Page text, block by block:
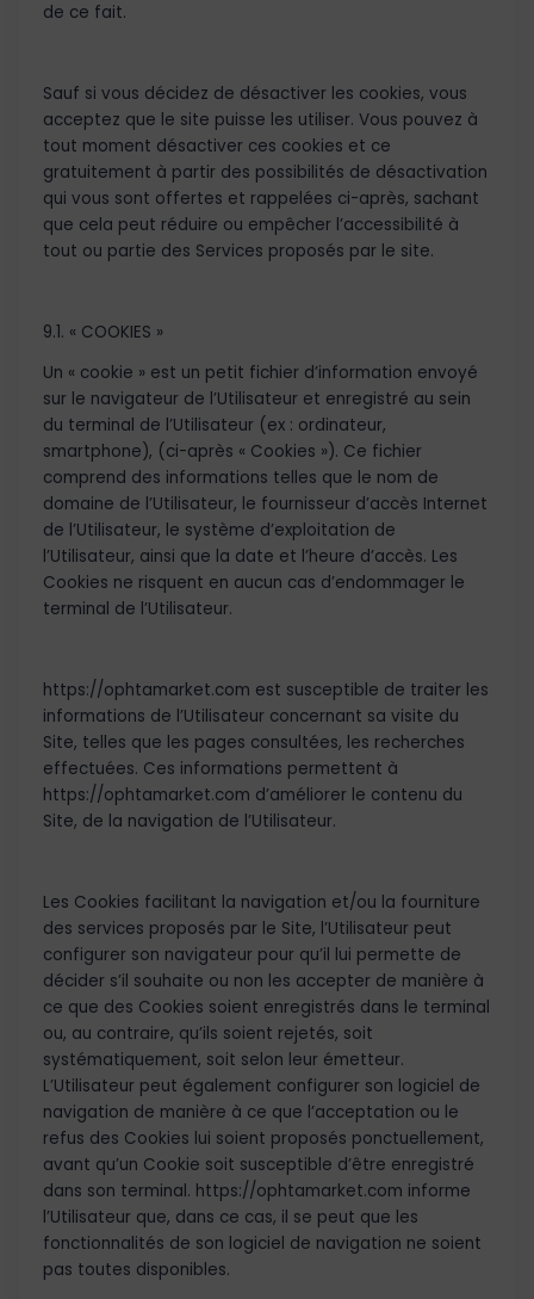
de ce fait.
Sauf si vous décidez de désactiver les cookies, vous
acceptez que le site puisse les utiliser. Vous pouvez à
tout moment désactiver ces cookies et ce
gratuitement à partir des possibilités de désactivation
qui vous sont offertes et rappelées ci-après, sachant
que cela peut réduire ou empêcher l’accessibilité à
tout ou partie des Services proposés par le site.
9.1. « COOKIES »
Un « cookie » est un petit fichier d’information envoyé
sur le navigateur de l’Utilisateur et enregistré au sein
du terminal de l’Utilisateur (ex : ordinateur,
smartphone), (ci-après « Cookies »). Ce fichier
comprend des informations telles que le nom de
domaine de l’Utilisateur, le fournisseur d’accès Internet
de l’Utilisateur, le système d’exploitation de
l’Utilisateur, ainsi que la date et l’heure d’accès. Les
Cookies ne risquent en aucun cas d’endommager le
terminal de l’Utilisateur.
https://ophtamarket.com est susceptible de traiter les
informations de l’Utilisateur concernant sa visite du
Site, telles que les pages consultées, les recherches
effectuées. Ces informations permettent à
https://ophtamarket.com d’améliorer le contenu du
Site, de la navigation de l’Utilisateur.
Les Cookies facilitant la navigation et/ou la fourniture
des services proposés par le Site, l’Utilisateur peut
configurer son navigateur pour qu’il lui permette de
décider s’il souhaite ou non les accepter de manière à
ce que des Cookies soient enregistrés dans le terminal
ou, au contraire, qu’ils soient rejetés, soit
systématiquement, soit selon leur émetteur.
L’Utilisateur peut également configurer son logiciel de
navigation de manière à ce que l’acceptation ou le
refus des Cookies lui soient proposés ponctuellement,
avant qu’un Cookie soit susceptible d’être enregistré
dans son terminal. https://ophtamarket.com informe
l’Utilisateur que, dans ce cas, il se peut que les
fonctionnalités de son logiciel de navigation ne soient
pas toutes disponibles.